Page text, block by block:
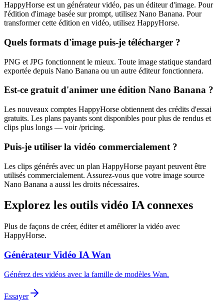
HappyHorse est un générateur vidéo, pas un éditeur d'image. Pour
l'édition d'image basée sur prompt, utilisez Nano Banana. Pour
transformer cette édition en vidéo, utilisez HappyHorse.
Quels formats d'image puis-je télécharger ?
PNG et JPG fonctionnent le mieux. Toute image statique standard
exportée depuis Nano Banana ou un autre éditeur fonctionnera.
Est-ce gratuit d'animer une édition Nano Banana ?
Les nouveaux comptes HappyHorse obtiennent des crédits d'essai
gratuits. Les plans payants sont disponibles pour plus de rendus et
clips plus longs — voir /pricing.
Puis-je utiliser la vidéo commercialement ?
Les clips générés avec un plan HappyHorse payant peuvent être
utilisés commercialement. Assurez-vous que votre image source
Nano Banana a aussi les droits nécessaires.
Explorez les outils vidéo IA connexes
Plus de façons de créer, éditer et améliorer la vidéo avec
HappyHorse.
Générateur Vidéo IA Wan
Générez des vidéos avec la famille de modèles Wan.
Essayer